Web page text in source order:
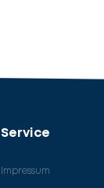
Service
Impressum